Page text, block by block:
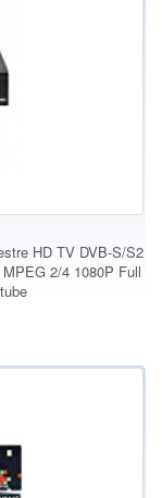
HD TV DVB-S/S2
2/4 1080P Full